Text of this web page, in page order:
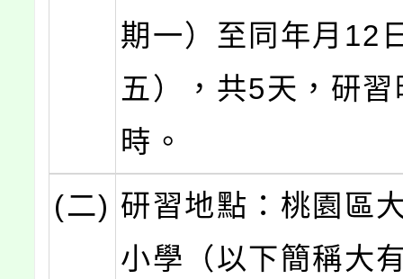
期一）至同年月12
五），共5天，研
時。
(二) 研習地點：桃園區
小學（以下簡稱大